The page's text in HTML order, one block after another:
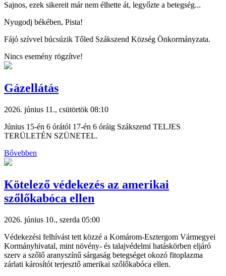
Sajnos, ezek sikereit már nem élhette át, legyőzte a betegség...
Nyugodj békében, Pista!
Fájó szívvel búcsúzik Tőled Szákszend Község Önkormányzata.
Nincs esemény rögzítve!
Gázellátás
2026. június 11., csütörtök 08:10
Június 15-én 6 órától 17-én 6 óráig Szákszend TELJES
TERÜLETÉN SZÜNETEL.
Bővebben
Kötelező védekezés az amerikai
szőlőkabóca ellen
2026. június 10., szerda 05:00
Védekezési felhívást tett közzé a Komárom-Esztergom Vármegyei
Kormányhivatal, mint növény- és talajvédelmi hatáskörben eljáró
szerv a szőlő aranyszínű sárgaság betegséget okozó fitoplazma
zárlati károsítót terjesztő amerikai szőlőkabóca ellen.